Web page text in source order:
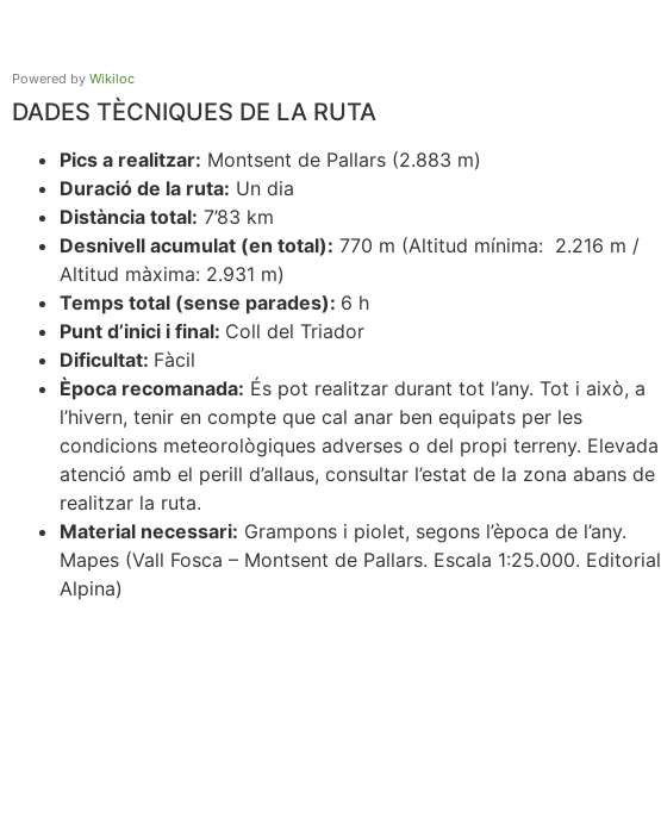
Powered by Wikiloc
DADES TÈCNIQUES DE LA RUTA
Pics a realitzar: Montsent de Pallars (2.883 m)
Duració de la ruta: Un dia
Distància total: 7’83 km
Desnivell acumulat (en total): 770 m (Altitud mínima: 2.216 m /
Altitud màxima: 2.931 m)
Temps total (sense parades): 6 h
Punt d’inici i final: Coll del Triador
Dificultat: Fàcil
Època recomanada: És pot realitzar durant tot l’any. Tot i això, a
l’hivern, tenir en compte que cal anar ben equipats per les
condicions meteorològiques adverses o del propi terreny. Elevada
atenció amb el perill d’allaus, consultar l’estat de la zona abans de
realitzar la ruta.
Material necessari: Grampons i piolet, segons l’època de l’any.
Mapes (Vall Fosca – Montsent de Pallars. Escala 1:25.000. Editorial
Alpina)